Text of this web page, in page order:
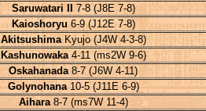
Saruwatari II
7-8 (J8E 7-8)
Kaioshoryu6-9 (J12E 7-8)
AkitsushimaKyujo (J4W 4-3-8)
Kashunowaka4-11 (ms2W 9-6)
Oskahanada8-7 (J6W 4-11)
Golynohana10-5 (J11E 6-9)
Aihara8-7 (ms7W 11-4)